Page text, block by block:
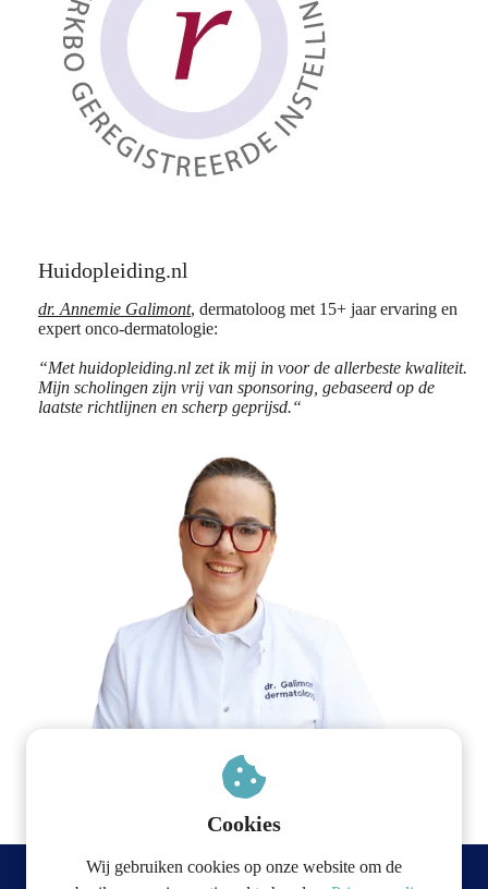
Huidopleiding.nl
dr. Annemie Galimont, dermatoloog met 15+ jaar ervaring en
expert onco-dermatologie:
“Met huidopleiding.nl zet ik mij in voor de allerbeste kwaliteit.
Mijn scholingen zijn vrij van sponsoring, gebaseerd op de
laatste richtlijnen en scherp geprijsd.“
Cookies
Wij gebruiken cookies op onze website om de